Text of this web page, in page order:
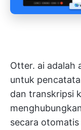
Otter. ai adalah
untuk
dan transkripsi
secara